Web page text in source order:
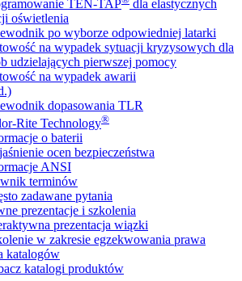
TEN-TAP
dla elastycznych
oświetlenia
po wyborze odpowiedniej latarki
na wypadek sytuacji kryzysowych dla
udzielających pierwszej pomocy
na wypadek awarii
dopasowania TLR
Rite Technology®
o baterii
ocen bezpieczeństwa
ANSI
terminów
zadawane pytania
prezentacje i szkolenia
prezentacja wiązki
w zakresie egzekwowania prawa
katalogów
katalogi produktów